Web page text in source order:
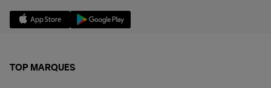
TOP MARQUES